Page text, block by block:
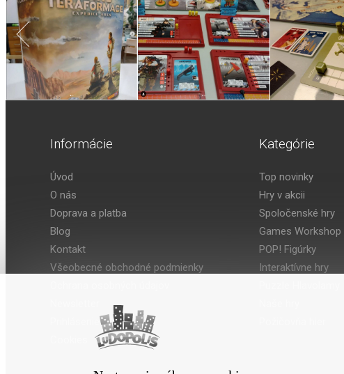
Informácie
Úvod
O nás
Doprava a platba
Blog
Kontakt
Všeobecné obchodné podmienky
Kategórie
Top novinky
Hry v akcii
Spoločenské hry
Games Workshop
POP! Figúrky
Interaktívne hry